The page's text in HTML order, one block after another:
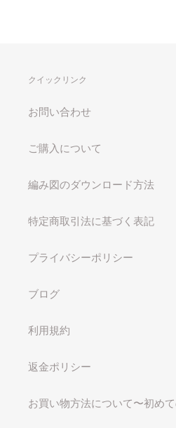
クイックリンク
お問い合わせ
ご購入について
編み図のダウンロード方法
特定商取引法に基づく表記
プライバシーポリシー
ブログ
利用規約
返金ポリシー
お買い物方法について〜初め